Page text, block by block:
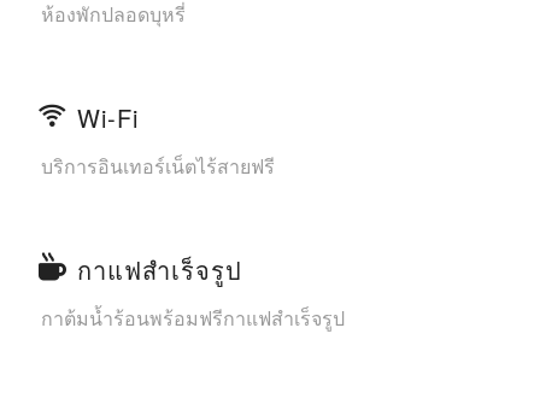
ห้องพักปลอดบุหรี่
Wi-Fi
บริการอินเทอร์เน็ตไร้สายฟรี
กาแฟสำเร็จรูป
กาต้มน้ำร้อนพร้อมฟรีกาแฟสำเร็จรูป